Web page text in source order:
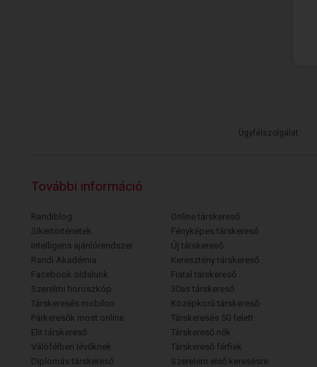
Ügyfélszolgálat
További információ
Randiblog
Sikertörténetek
Intelligens ajánlórendszer
Randi Akadémia
Facebook oldalunk
Szerelmi horoszkóp
Társkeresés mobilon
Párkeresők most online
Elit társkereső
Válófélben lévőknek
Diplomás társkereső
Online társkereső
Fényképes társkereső
Új társkereső
Keresztény társkereső
Fiatal társkereső
30as társkereső
Középkorú társkereső
Társkeresés 50 felett
Társkereső nők
Társkereső férfiak
Szerelem első keresésre